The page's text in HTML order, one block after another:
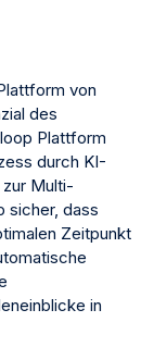
von
des
Plattform
durch KI-
Multi-
sicher, dass
Zeitpunkt
in